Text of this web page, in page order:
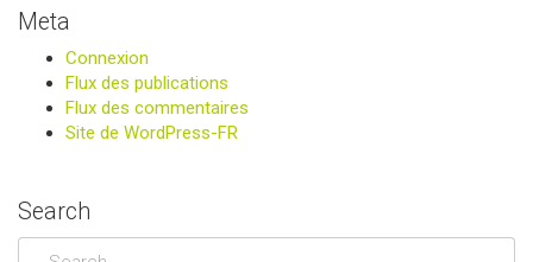
Meta
Connexion
Flux des publications
Flux des commentaires
Site de WordPress-FR
Search